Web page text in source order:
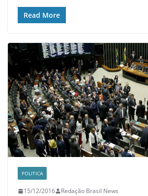
Read More
POLITICA
15/12/2016 Redação Brasil News